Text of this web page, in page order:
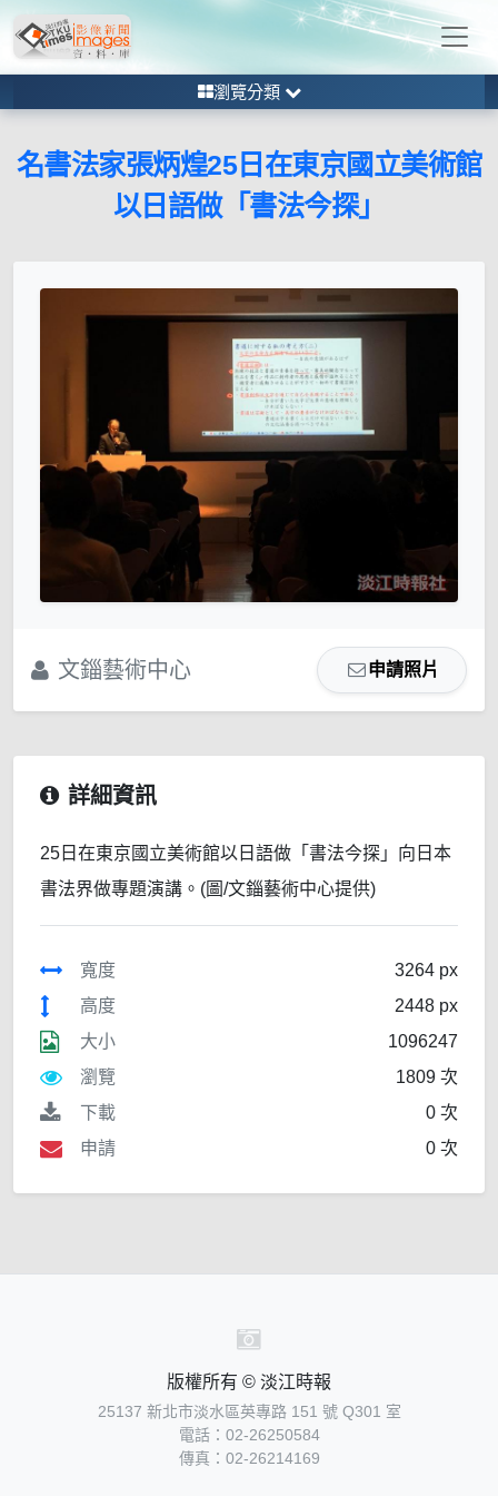
瀏覽分類
名書法家張炳煌25日在東京國立美術館
以日語做「書法今探」
文錙藝術中心 申請照片
詳細資訊
25日在東京國立美術館以日語做「書法今探」向日本
書法界做專題演講。(圖/文錙藝術中心提供)
寬度
3264 px
高度
2448 px
大小
1096247
瀏覽
1809 次
下載
0 次
申請
0 次
版權所有 © 淡江時報
25137 新北市淡水區英專路 151 號 Q301 室
電話：02-26250584
傳真：02-26214169